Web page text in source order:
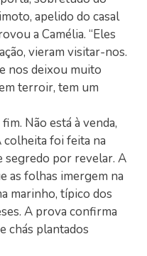
apelido do casal
a Camélia. “Eles
vieram visitar-nos.
nos deixou muito
terroir, tem um
Não está à venda,
colheita foi feita na
segredo por revelar. A
as folhas imergem na
marinho, típico dos
A prova confirma
chás plantados